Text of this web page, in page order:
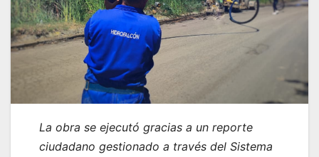
La obra se ejecutó gracias a un reporte
ciudadano gestionado a través del Sistema